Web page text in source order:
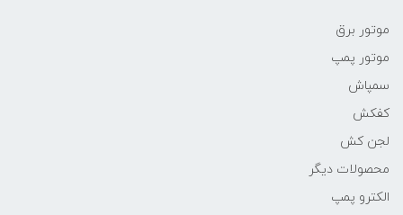
موتور برق
موتور پمپ
سمپاش
کفکش
لجن کش
محصولات دیگر
الکترو پمپ